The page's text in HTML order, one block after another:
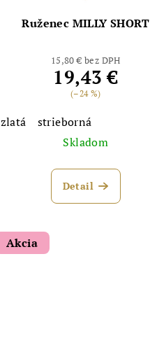
Ruženec MILLY SHORT
15,80 € bez DPH
19,43 €
(–24 %)
zlatá
strieborná
Skladom
Detail
Akcia